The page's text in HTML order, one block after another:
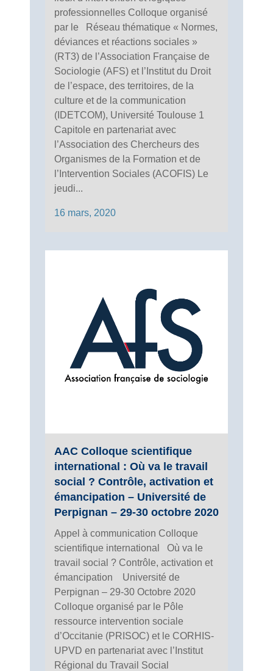
professionnelles Colloque organisé
par le Réseau thématique « Normes,
déviances et réactions sociales »
(RT3) de l’Association Française de
Sociologie (AFS) et l’Institut du Droit
de l’espace, des territoires, de la
culture et de la communication
(IDETCOM), Université Toulouse 1
Capitole en partenariat avec
l’Association des Chercheurs des
Organismes de la Formation et de
l’Intervention Sociales (ACOFIS) Le
jeudi...
16 mars, 2020
AAC Colloque scientifique
international : Où va le travail
social ? Contrôle, activation et
émancipation – Université de
Perpignan – 29-30 octobre 2020
Appel à communication Colloque
scientifique international Où va le
travail social ? Contrôle, activation et
émancipation Université de
Perpignan – 29-30 Octobre 2020
Colloque organisé par le Pôle
ressource intervention sociale
d’Occitanie (PRISOC) et le CORHIS-
UPVD en partenariat avec l’Institut
Régional du Travail Social